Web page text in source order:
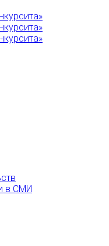
в СМИ